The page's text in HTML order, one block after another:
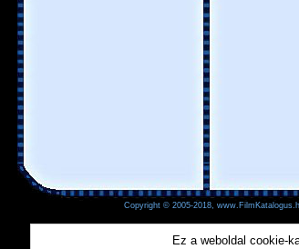
Copyright © 2005-2018,
Ez a weboldal cookie-